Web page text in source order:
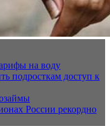
на воду
подросткам доступ к
России рекордно